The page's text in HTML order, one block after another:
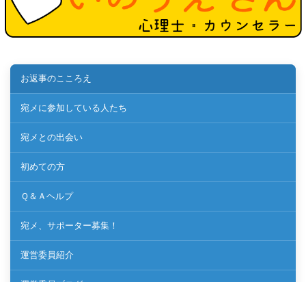
お返事のこころえ
宛メに参加している人たち
宛メとの出会い
初めての方
Ｑ＆Ａヘルプ
宛メ、サポーター募集！
運営委員紹介